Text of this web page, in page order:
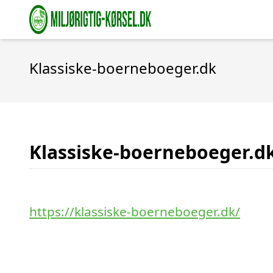
Klassiske-boerneboeger.dk
Klassiske-
https://klassiske-boerneboeger.dk/